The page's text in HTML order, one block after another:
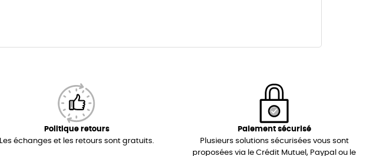
Politique retours
Les échanges et les retours sont gratuits.
Paiement sécurisé
Plusieurs solutions sécurisées vous sont
proposées via le Crédit Mutuel, Paypal ou le